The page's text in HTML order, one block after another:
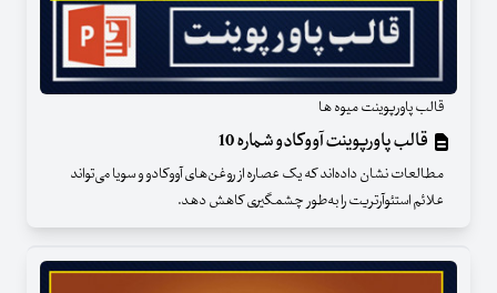
قالب پاورپوینت میوه ها
قالب پاورپوینت آووکادو شماره 10
مطالعات نشان داده‌اند که یک عصاره از روغن‌های آووکادو و سویا می‌تواند
علائم استئوآرتریت را به‌طور چشمگیری کاهش دهد.